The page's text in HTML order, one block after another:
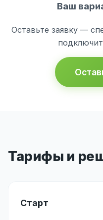
Ваш
Оставьте заявку —
Тарифы и
Старт